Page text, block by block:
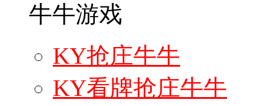
牛牛游戏
KY抢庄牛牛
KY看牌抢庄牛牛